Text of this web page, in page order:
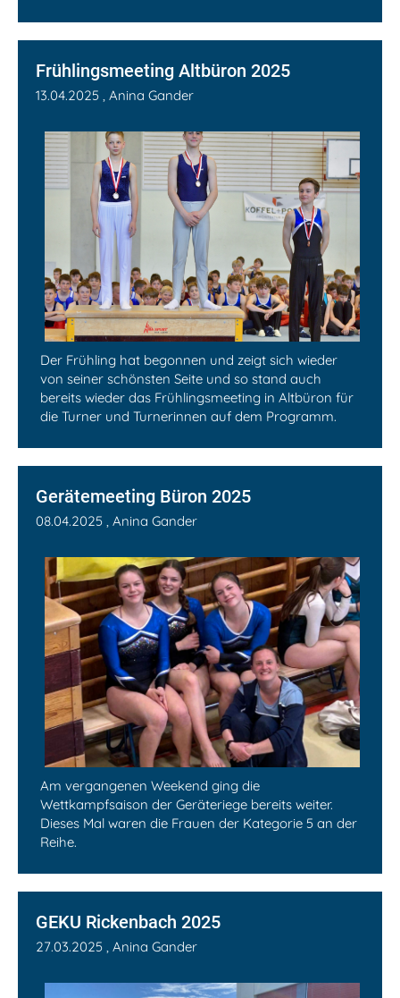
Frühlingsmeeting Altbüron 2025
13.04.2025 , Anina Gander
Der Frühling hat begonnen und zeigt sich wieder
von seiner schönsten Seite und so stand auch
bereits wieder das Frühlingsmeeting in Altbüron für
die Turner und Turnerinnen auf dem Programm.
Gerätemeeting Büron 2025
08.04.2025 , Anina Gander
Am vergangenen Weekend ging die
Wettkampfsaison der Geräteriege bereits weiter.
Dieses Mal waren die Frauen der Kategorie 5 an der
Reihe.
GEKU Rickenbach 2025
27.03.2025 , Anina Gander